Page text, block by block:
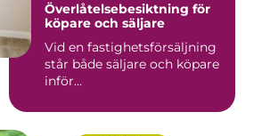
Överlåtelsebesiktning för
köpare och säljare
Vid en fastighetsförsäljning
står både säljare och köpare
inför...